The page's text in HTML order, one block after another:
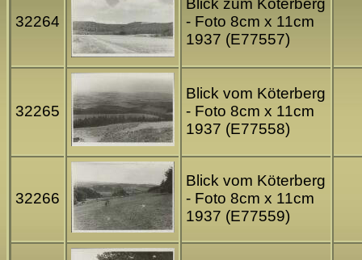
32264
Blick zum Köterberg
- Foto 8cm x 11cm
1937 (E77557)
32265
Blick vom Köterberg
- Foto 8cm x 11cm
1937 (E77558)
32266
Blick vom Köterberg
- Foto 8cm x 11cm
1937 (E77559)